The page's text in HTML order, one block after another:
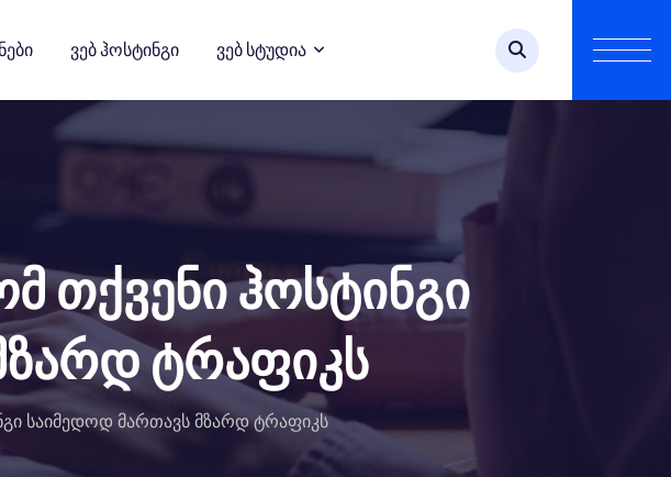
Ვებ Ჰოსტინგი Ვებ Სტუდია
ჰოსტინგი
ტრაფიკს
საიმედოდ მართავს მზარდ ტრაფიკს